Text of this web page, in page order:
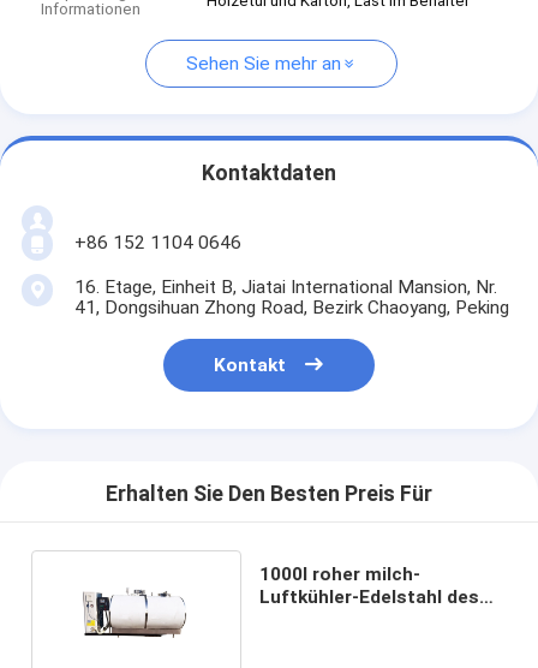
Informationen
Sehen Sie mehr an
Kontaktdaten
+86 152 1104 0646
16. Etage, Einheit B, Jiatai International Mansion, Nr.
41, Dongsihuan Zhong Road, Bezirk Chaoyang, Peking
Kontakt
Erhalten Sie Den Besten Preis Für
1000l roher milch-
Luftkühler-Edelstahl des